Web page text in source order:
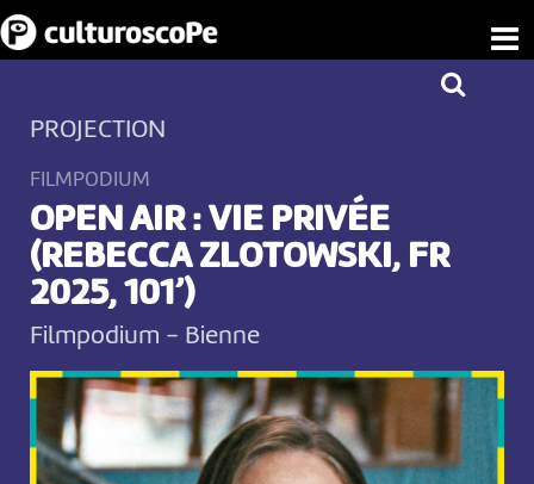
PROJECTION
FILMPODIUM
OPEN AIR : VIE PRIVÉE
(REBECCA ZLOTOWSKI, FR
2025, 101’)
Filmpodium - Bienne